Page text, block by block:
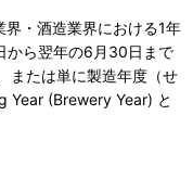
・酒造業界における1年
から翌年の6月30日まで
または単に製造年度（せ
Year (Brewery Year) と